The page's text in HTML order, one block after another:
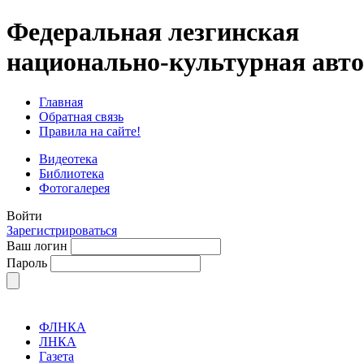
Федеральная лезгинская
национально-культурная
Главная
Обратная связь
Правила на сайте!
Видеотека
Библиотека
Фотогалерея
Войти
Зарегистрироваться
Ваш логин
Пароль
ФЛНКА
ЛНКА
Газета